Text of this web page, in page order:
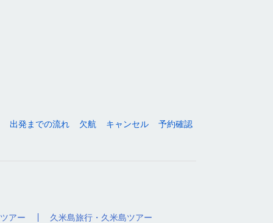
出発までの流れ 欠航 キャンセル 予約確認
アー 久米島旅行・久米島ツアー